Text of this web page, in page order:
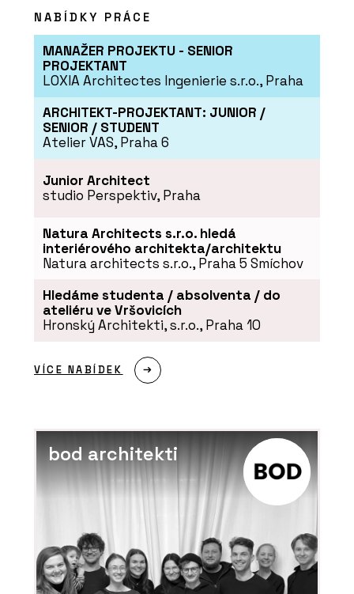
NABÍDKY PRÁCE
MANAŽER PROJEKTU - SENIOR
PROJEKTANT
LOXIA Architectes Ingenierie s.r.o., Praha
ARCHITEKT-PROJEKTANT: JUNIOR /
SENIOR / STUDENT
Atelier VAS, Praha 6
Junior Architect
studio Perspektiv, Praha
Natura Architects s.r.o. hledá
interiérového architekta/architektu
Natura architects s.r.o., Praha 5 Smíchov
Hledáme studenta / absolventa / do
ateliéru ve Vršovicích
Hronský Architekti, s.r.o., Praha 10
VÍCE NABÍDEK
bod architekti